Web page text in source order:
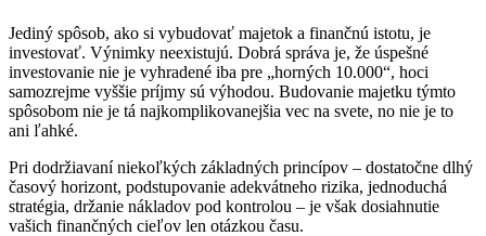
Jediný spôsob, ako si vybudovať majetok a finančnú istotu, je
investovať. Výnimky neexistujú. Dobrá správa je, že úspešné
investovanie nie je vyhradené iba pre „horných 10.000“, hoci
samozrejme vyššie príjmy sú výhodou. Budovanie majetku týmto
spôsobom nie je tá najkomplikovanejšia vec na svete, no nie je to
ani ľahké.
Pri dodržiavaní niekoľkých základných princípov – dostatočne dlhý
časový horizont, podstupovanie adekvátneho rizika, jednoduchá
stratégia, držanie nákladov pod kontrolou – je však dosiahnutie
vašich finančných cieľov len otázkou času.